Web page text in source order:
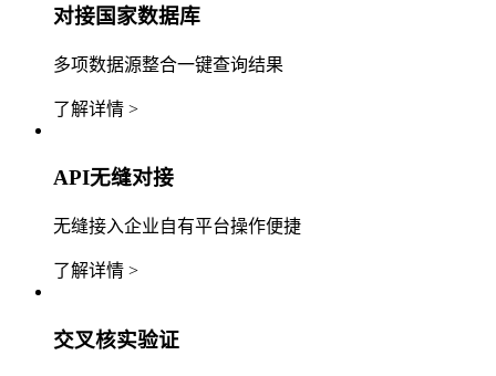
对接国家数据库
多项数据源整合一键查询结果
了解详情 >
API无缝对接
无缝接入企业自有平台操作便捷
了解详情 >
交叉核实验证